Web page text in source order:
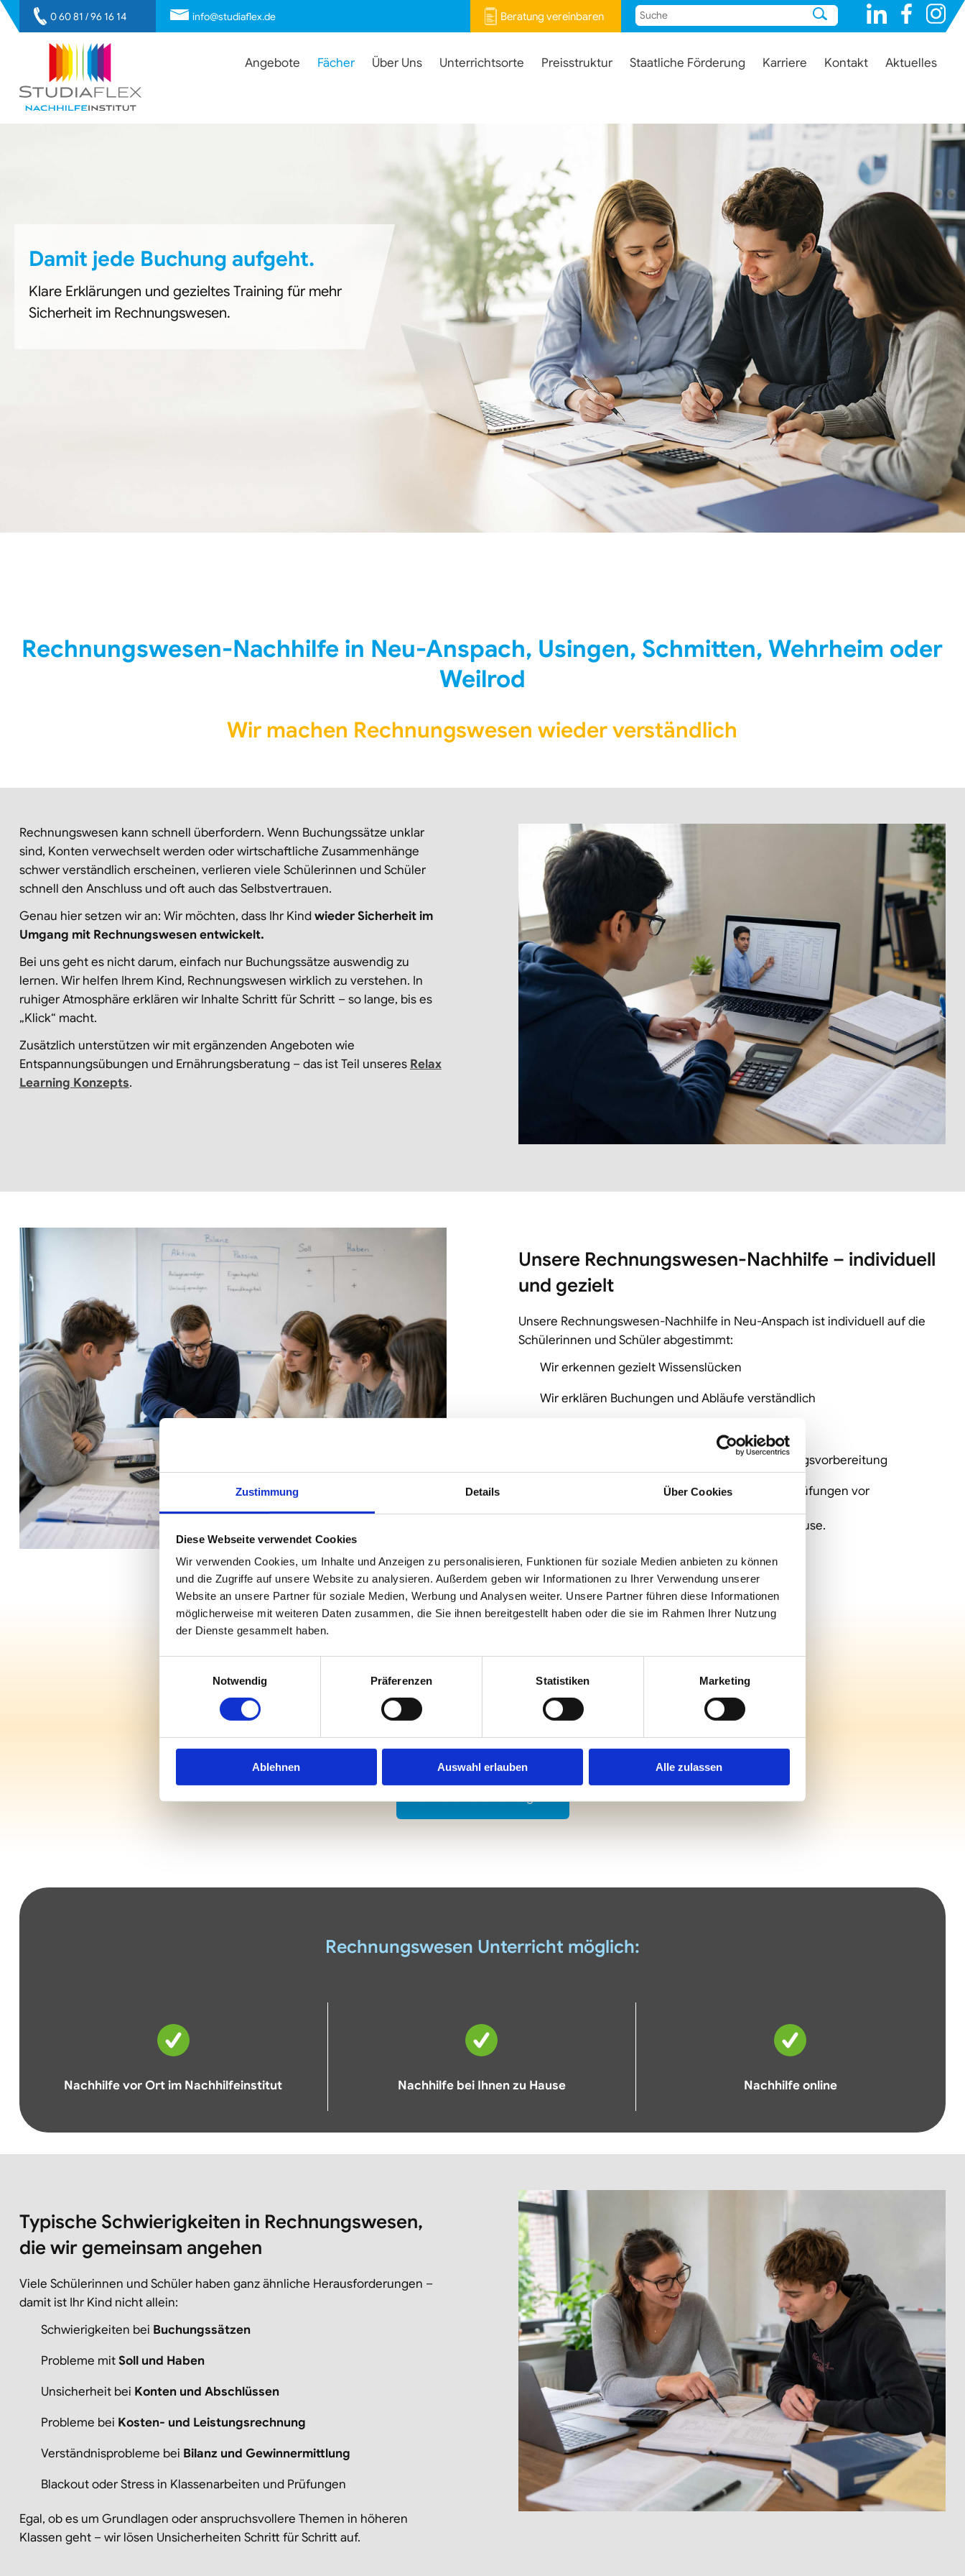
Zustimmung Details Über Cookies
Diese Webseite verwendet Cookies
Wir verwenden Cookies, um Inhalte und Anzeigen zu personalisieren, Funktionen für soziale Medien anbieten zu können
und die Zugriffe auf unsere Website zu analysieren. Außerdem geben wir Informationen zu Ihrer Verwendung unserer
Website an unsere Partner für soziale Medien, Werbung und Analysen weiter. Unsere Partner führen diese Informationen
möglicherweise mit weiteren Daten zusammen, die Sie ihnen bereitgestellt haben oder die sie im Rahmen Ihrer Nutzung
der Dienste gesammelt haben.
Notwendig
Präferenzen Statistiken Marketing
Ablehnen Auswahl erlauben Alle zulassen
0 60 81 / 96 16 14 info@studiaflex.de Beratung vereinbaren
Navigation
Angebote Fächer Über Uns Unterrichtsorte Preisstruktur Staatliche Förderung Karriere Kontakt Aktuelles
Damit jede Buchung aufgeht.
Klare Erklärungen und gezieltes Training für mehr
Sicherheit im Rechnungswesen.
Rechnungswesen-Nachhilfe in Neu-Anspach, Usingen, Schmitten, Wehrheim oder
Weilrod
Wir machen Rechnungswesen wieder verständlich
Rechnungswesen kann schnell überfordern. Wenn Buchungssätze unklar
sind, Konten verwechselt werden oder wirtschaftliche Zusammenhänge
schwer verständlich erscheinen, verlieren viele Schülerinnen und Schüler
schnell den Anschluss und oft auch das Selbstvertrauen.
Genau hier setzen wir an: Wir möchten, dass Ihr Kindwieder Sicherheit im
Umgang mit Rechnungswesen entwickelt.
Bei uns geht es nicht darum, einfach nur Buchungssätze auswendig zu
lernen. Wir helfen Ihrem Kind, Rechnungswesen wirklich zu verstehen. In
ruhiger Atmosphäre erklären wir Inhalte Schritt für Schritt – so lange, bis es
„Klick“ macht.
Zusätzlich unterstützen wir mit ergänzenden Angeboten wie
Entspannungsübungen und Ernährungsberatung – das ist Teil unseres Relax
Learning Konzepts.
Unsere Rechnungswesen-Nachhilfe – individuell
und gezielt
Unsere Rechnungswesen-Nachhilfe in Neu-Anspach ist individuell auf die
Schülerinnen und Schüler abgestimmt:
Wir erkennen gezielt Wissenslücken
Wir erklären Buchungen und Abläufe verständlich
Wir unterstützen bei Hausaufgaben und Prüfungsvorbereitung
Wir bereiten gezielt auf Klassenarbeiten und Prüfungen vor
Vor Ort in Neu-Anspach, online oder bei Ihnen zuhause.
Jetzt kostenlose Beratung vereinbaren
0 60 81 / 96 16 14
Unverbindlich anfragen
Rechnungswesen Unterricht möglich:
Nachhilfe vor Ort im Nachhilfeinstitut Nachhilfe bei Ihnen zu Hause Nachhilfe online
Typische Schwierigkeiten in Rechnungswesen,
die wir gemeinsam angehen
Viele Schülerinnen und Schüler haben ganz ähnliche Herausforderungen –
damit ist Ihr Kind nicht allein:
Schwierigkeiten bei Buchungssätzen
Probleme mitSoll und Haben
Unsicherheit bei Konten und Abschlüssen
Probleme bei Kosten- und Leistungsrechnung
Verständnisprobleme bei Bilanz und Gewinnermittlung
Blackout oder Stress in Klassenarbeiten und Prüfungen
Egal, ob es um Grundlagen oder anspruchsvollere Themen in höheren
Klassen geht – wir lösen Unsicherheiten Schritt für Schritt auf.